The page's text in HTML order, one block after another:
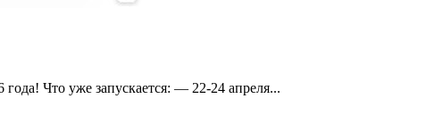
Что уже запускается: — 22-24 апреля...